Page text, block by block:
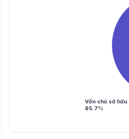
Vốn chủ sở hữu
85.7%